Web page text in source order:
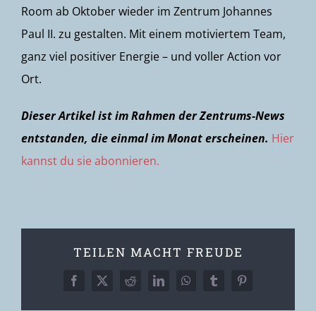
Room ab Oktober wieder im Zentrum Johannes
Paul II. zu gestalten. Mit einem motiviertem Team,
ganz viel positiver Energie – und voller Action vor
Ort.
Dieser Artikel ist im Rahmen der Zentrums-News
entstanden, die einmal im Monat erscheinen. Hier
kannst du sie abonnieren.
TEILEN MACHT FREUDE
Facebook
X RedditLinkedInWhatsAppTumblrPinterest